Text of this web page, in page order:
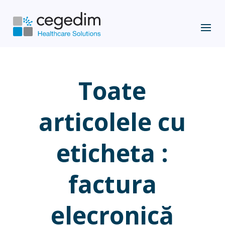
Toate
articolele cu
eticheta :
factura
elecronică